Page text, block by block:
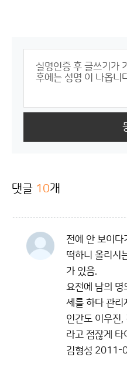
댓글 10개
전에 안 보이다
떡하니 올리시
가 있음.
요전에 남의 명
세를 하다 관리
인간도 이우진,
라고 점잖게 타
김형성 2011-